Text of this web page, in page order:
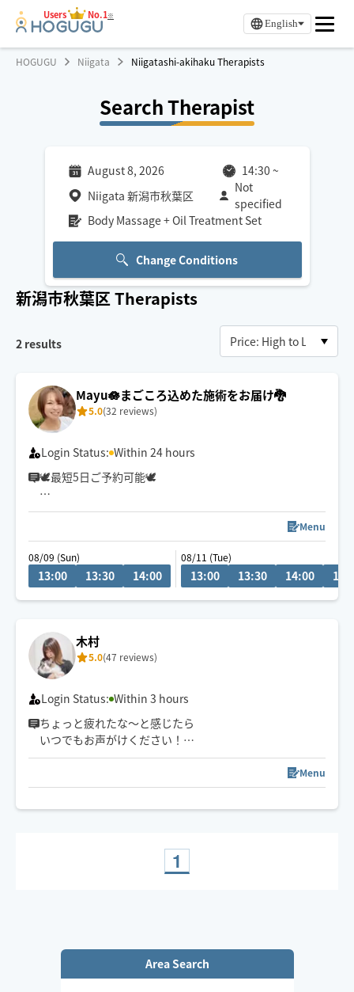
Users No.1※
English
HOGUGU Niigata Niigatashi-akihaku Therapists
Search Therapist
August 8, 2026 14:30 ~
Niigata 新潟市秋葉区
Not
specified
Body Massage + Oil Treatment Set
Change Conditions
新潟市秋葉区Therapists
2 results
Mayu🪷まごころ込めた施術をお届け🐉
5.0(32 reviews)
Login Status: Within 24 hours
🕊最短5日ご予約可能🕊
冷やかしチャットが多い為
ご質問等は1度ご予約リクエストしていただいた後にお願
いします🙏
⚠️予約はご希望日の当日13時までに
そんな方は【もみほぐし×オイル】が
おすすめ✨
女性のお客様もご利用大歓迎です💃
Menu
08/09 (Sun)
13:00 13:30 14:00
08/11 (Tue)
13:00 13:30 14:00
木村
5.0(47 reviews)
Login Status: Within 3 hours
ちょっと疲れたな〜と感じたら
いつでもお声がけください！
食べること大好き！猫ちゃん大好き！
施術中は楽しくお話しながら受けられる方が多いです♪
ギリギリのご予約は対応できかねます。
余裕を持ってご予約をお願いします。
Menu
1
Area Search